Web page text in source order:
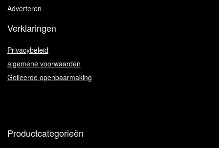
Adverteren
Verklaringen
Privacybeleid
algemene voorwaarden
Gelieerde openbaarmaking
Productcategorieën